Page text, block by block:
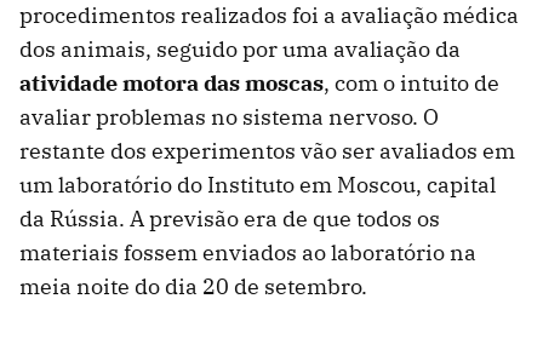
procedimentos realizados foi a avaliação médica
dos animais, seguido por uma avaliação da
atividade motora das moscas, com o intuito de
avaliar problemas no sistema nervoso. O
restante dos experimentos vão ser avaliados em
um laboratório do Instituto em Moscou, capital
da Rússia. A previsão era de que todos os
materiais fossem enviados ao laboratório na
meia noite do dia 20 de setembro.